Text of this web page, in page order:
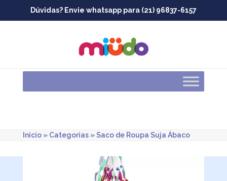
Dúvidas? Envie whatsapp para (21) 96837-6157
Início» Categorias»Saco de Roupa Suja Ábaco